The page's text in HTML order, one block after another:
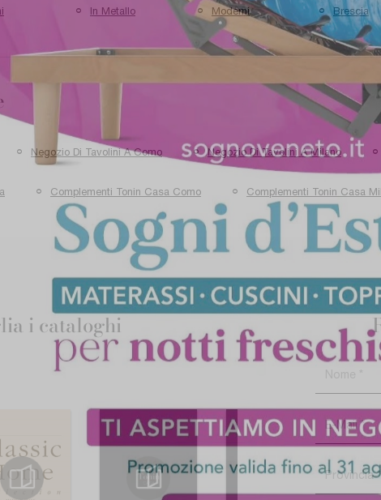
In Metallo Moderni Brescia
Negozio Di Tavolini A Como Negozio Di Tavolini A Milano
Complementi Tonin Casa Como Complementi Tonin Casa
i cataloghi